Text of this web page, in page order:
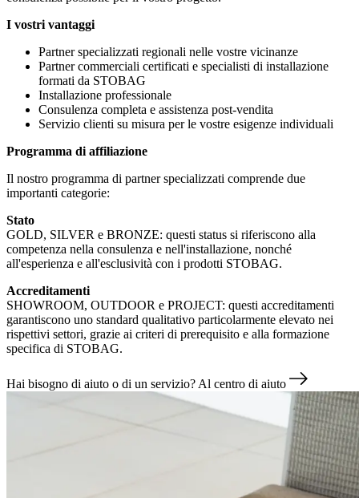
I vostri vantaggi
Partner specializzati regionali nelle vostre vicinanze
Partner commerciali certificati e specialisti di installazione
formati da STOBAG
Installazione professionale
Consulenza completa e assistenza post-vendita
Servizio clienti su misura per le vostre esigenze individuali
Programma di affiliazione
Il nostro programma di partner specializzati comprende due
importanti categorie:
Stato
GOLD, SILVER e BRONZE: questi status si riferiscono alla
competenza nella consulenza e nell'installazione, nonché
all'esperienza e all'esclusività con i prodotti STOBAG.
Accreditamenti
SHOWROOM, OUTDOOR e PROJECT: questi accreditamenti
garantiscono uno standard qualitativo particolarmente elevato nei
rispettivi settori, grazie ai criteri di prerequisito e alla formazione
specifica di STOBAG.
Hai bisogno di aiuto o di un servizio? Al centro di aiuto